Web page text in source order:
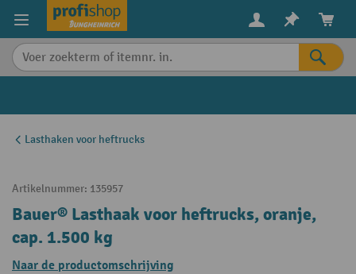
content
Lasthaken voor heftrucks
Artikelnummer: 135957
Bauer® Lasthaak voor heftrucks, oranje,
cap. 1.500 kg
Naar de productomschrijving